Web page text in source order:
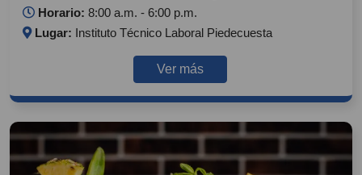
Horario: 8:00 a.m. - 6:00 p.m.
Lugar: Instituto Técnico Laboral Piedecuesta
Ver más